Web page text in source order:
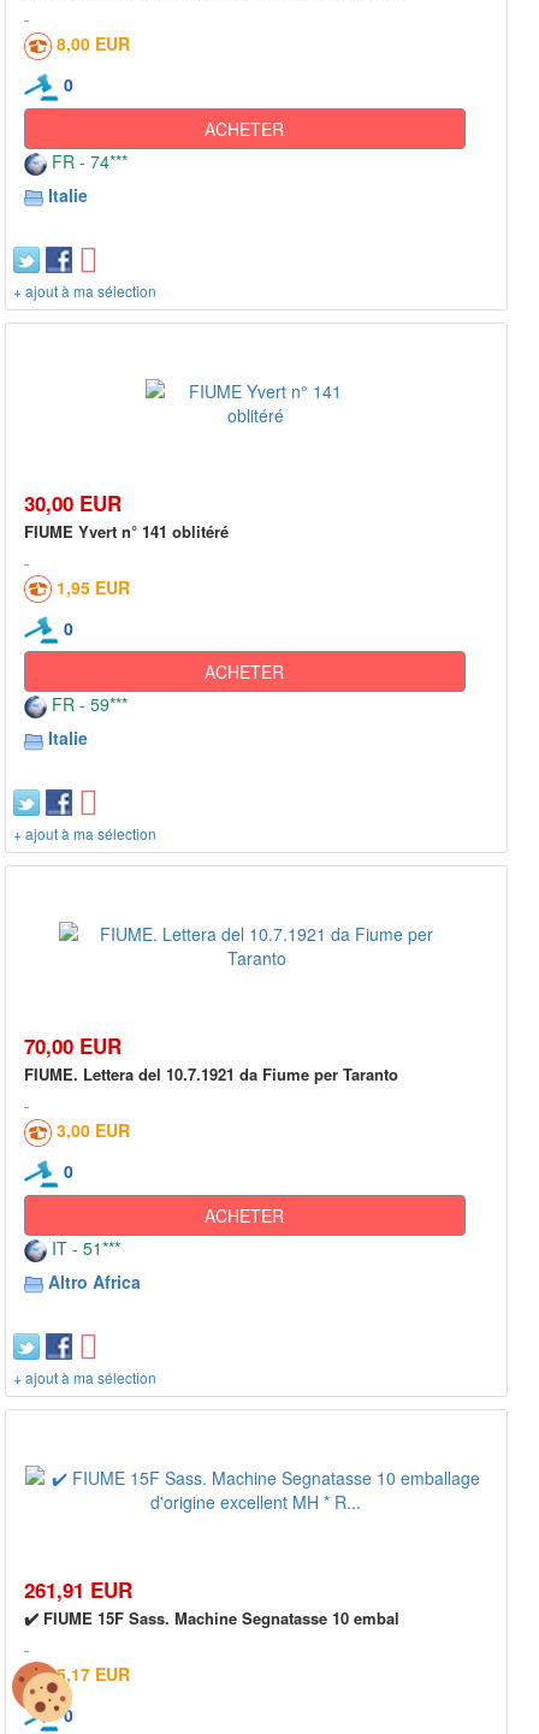
8,00 EUR
0
ACHETER
FR - 74***
Italie
+ ajout à ma sélection
30,00 EUR
FIUME Yvert n° 141 oblitéré
1,95 EUR
0
ACHETER
FR - 59***
Italie
+ ajout à ma sélection
70,00 EUR
FIUME. Lettera del 10.7.1921 da Fiume per Taranto
3,00 EUR
0
ACHETER
IT - 51***
Altro Africa
+ ajout à ma sélection
261,91 EUR
✔️ FIUME 15F Sass. Machine Segnatasse 10 embal
5,17 EUR
0